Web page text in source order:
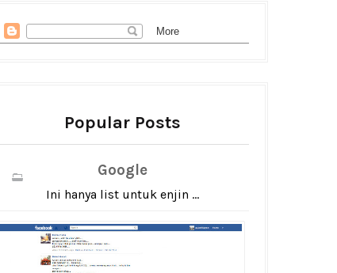
Popular Posts
Google
Ini hanya list untuk enjin ...